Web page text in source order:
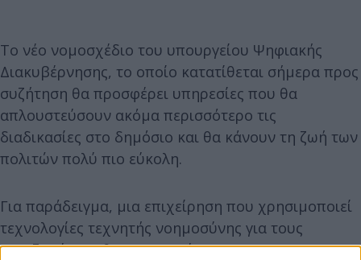
Το νέο νομοσχέδιο του υπουργείου Ψηφιακής
Διακυβέρνησης, το οποίο κατατίθεται σήμερα προς
συζήτηση θα προσφέρει υπηρεσίες που θα
απλουστεύσουν ακόμα περισσότερο τις
διαδικασίες στο δημόσιο και θα κάνουν τη ζωή των
πολιτών πολύ πιο εύκολη.
Για παράδειγμα, μια επιχείρηση που χρησιμοποιεί
τεχνολογίες τεχνητής νοημοσύνης για τους
εργαζομένους θα υποχρεούται να τους